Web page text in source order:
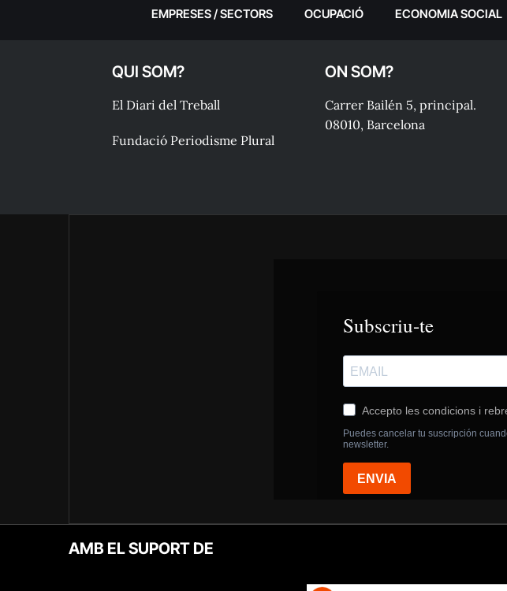
EMPRESES / SECTORS OCUPACIÓ ECONOMIA SOCIAL
QUI SOM?
El Diari del Treball
Fundació Periodisme Plural
ON SOM?
Carrer Bailén 5, principal.
08010, Barcelona
AMB EL SUPORT DE